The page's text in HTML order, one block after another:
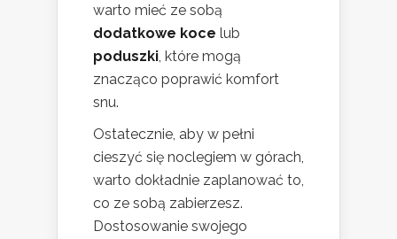
warto mieć ze sobą
dodatkowe koce lub
poduszki, które mogą
znacząco poprawić komfort
snu.
Ostatecznie, aby w pełni
cieszyć się noclegiem w górach,
warto dokładnie zaplanować to,
co ze sobą zabierzesz.
Dostosowanie swojego